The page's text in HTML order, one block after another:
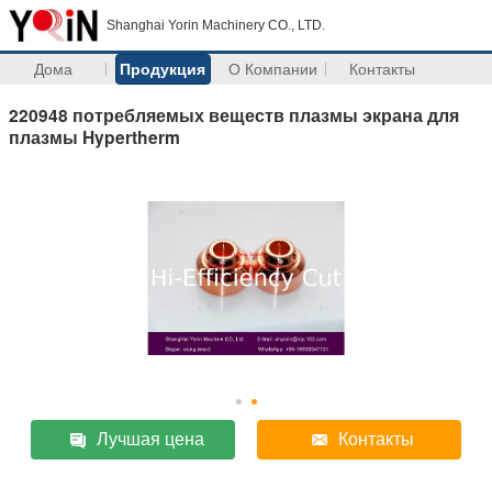
Shanghai Yorin Machinery CO., LTD.
Дома Продукция О Компании Контакты
220948 потребляемых веществ плазмы экрана для
плазмы Hypertherm
Лучшая цена Контакты